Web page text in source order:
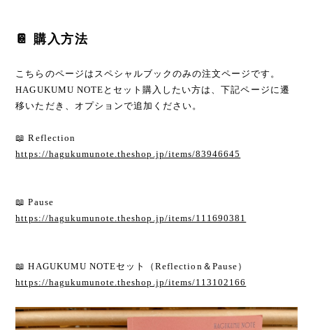
📔 購入方法
こちらのページはスペシャルブックのみの注文ページです。
HAGUKUMU NOTEとセット購入したい方は、下記ページに遷
移いただき、オプションで追加ください。
📖 Reflection
https://hagukumunote.theshop.jp/items/83946645
📖 Pause
https://hagukumunote.theshop.jp/items/111690381
📖 HAGUKUMU NOTEセット（Reflection＆Pause）
https://hagukumunote.theshop.jp/items/113102166